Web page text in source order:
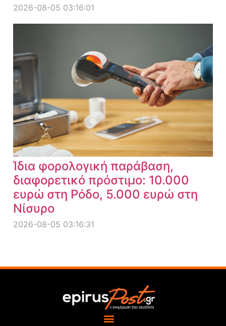
2026-08-05 03:16:01
Ίδια φορολογική παράβαση,
διαφορετικό πρόστιμο: 10.000
ευρώ στη Ρόδο, 5.000 ευρώ στη
Νίσυρο
2026-08-05 03:16:31